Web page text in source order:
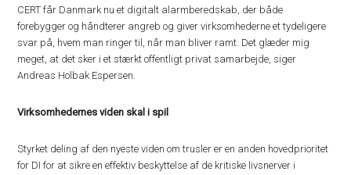
CERT får Danmark nu et digitalt alarmberedskab, der både
forebygger og håndterer angreb og giver virksomhederne et tydeligere
svar på, hvem man ringer til, når man bliver ramt. Det glæder mig
meget, at det sker i et stærkt offentligt privat samarbejde, siger
Andreas Holbak Espersen.
Virksomhedernes viden skal i spil
Styrket deling af den nyeste viden om trusler er en anden hovedprioritet
for DI for at sikre en effektiv beskyttelse af de kritiske livsnerver i